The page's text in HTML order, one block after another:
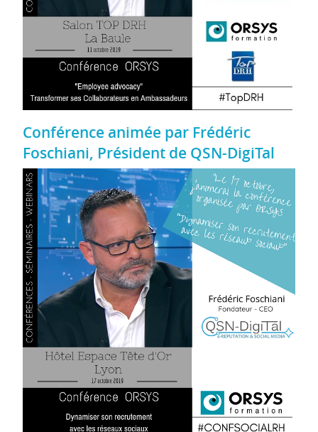
Conférence animée par Frédéric
Foschiani, Président de QSN-DigiTal